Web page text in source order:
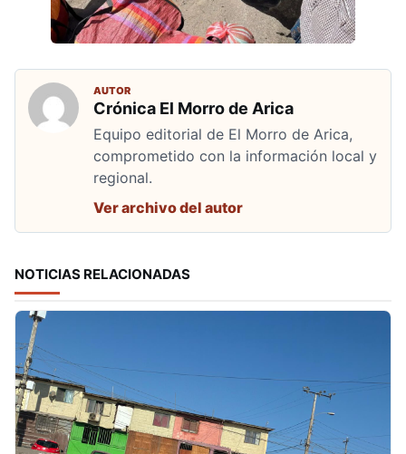
AUTOR
Crónica El Morro de Arica
Equipo editorial de El Morro de Arica,
comprometido con la información local y
regional.
Ver archivo del autor
NOTICIAS RELACIONADAS